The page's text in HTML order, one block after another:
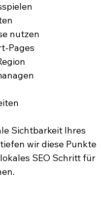
nutzen
Pages
Sichtbarkeit Ihres
wir diese Punkte
SEO Schritt für